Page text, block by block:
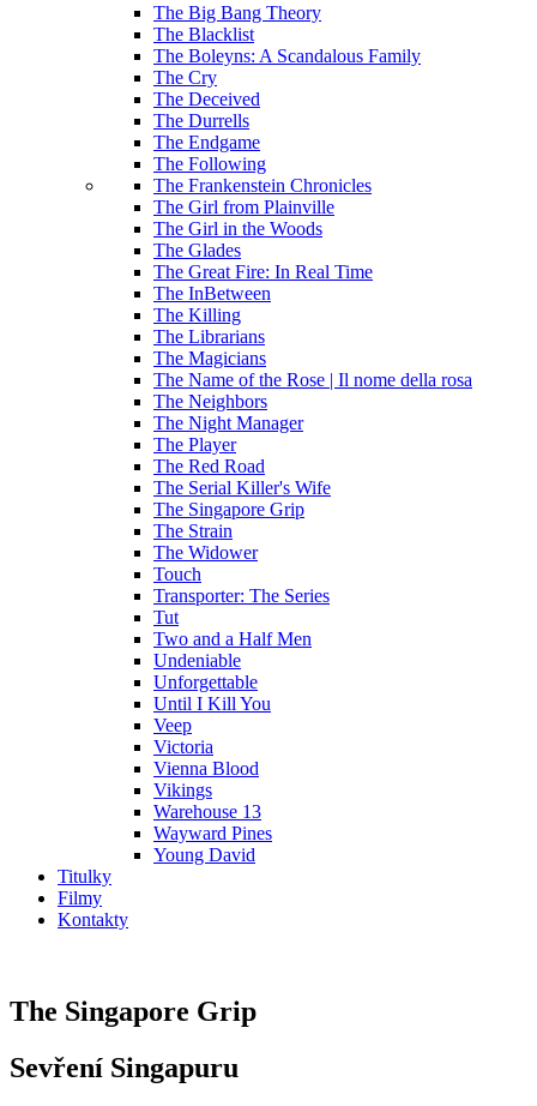
The Big Bang Theory
The Blacklist
The Boleyns: A Scandalous Family
The Cry
The Deceived
The Durrells
The Endgame
The Following
The Frankenstein Chronicles
The Girl from Plainville
The Girl in the Woods
The Glades
The Great Fire: In Real Time
The InBetween
The Killing
The Librarians
The Magicians
The Name of the Rose | Il nome della rosa
The Neighbors
The Night Manager
The Player
The Red Road
The Serial Killer's Wife
The Singapore Grip
The Strain
The Widower
Touch
Transporter: The Series
Tut
Two and a Half Men
Undeniable
Unforgettable
Until I Kill You
Veep
Victoria
Vienna Blood
Vikings
Warehouse 13
Wayward Pines
Young David
Titulky
Filmy
Kontakty
The Singapore Grip
Sevření Singapuru